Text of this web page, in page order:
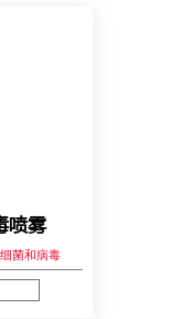
喷雾
菌和病毒